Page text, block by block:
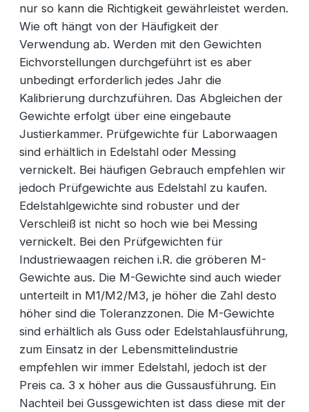
nur so kann die Richtigkeit gewährleistet werden.
Wie oft hängt von der Häufigkeit der
Verwendung ab. Werden mit den Gewichten
Eichvorstellungen durchgeführt ist es aber
unbedingt erforderlich jedes Jahr die
Kalibrierung durchzuführen. Das Abgleichen der
Gewichte erfolgt über eine eingebaute
Justierkammer. Prüfgewichte für Laborwaagen
sind erhältlich in Edelstahl oder Messing
vernickelt. Bei häufigen Gebrauch empfehlen wir
jedoch Prüfgewichte aus Edelstahl zu kaufen.
Edelstahlgewichte sind robuster und der
Verschleiß ist nicht so hoch wie bei Messing
vernickelt. Bei den Prüfgewichten für
Industriewaagen reichen i.R. die gröberen M-
Gewichte aus. Die M-Gewichte sind auch wieder
unterteilt in M1/M2/M3, je höher die Zahl desto
höher sind die Toleranzzonen. Die M-Gewichte
sind erhältlich als Guss oder Edelstahlausführung,
zum Einsatz in der Lebensmittelindustrie
empfehlen wir immer Edelstahl, jedoch ist der
Preis ca. 3 x höher aus die Gussausführung. Ein
Nachteil bei Gussgewichten ist dass diese mit der